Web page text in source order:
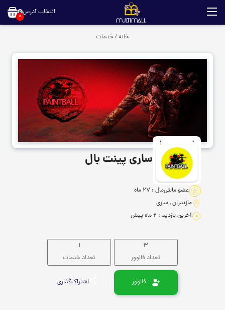
انتخاب آدرس0
خانه/ خدمات
ساری پینت بال
عضو مالتی‌مال : 27 ماه
مازندران , ساری
آخرین بازدید : 2 ماه پیش
3
تعداد فالوور
1
تعداد خدمات
فالوور اشتراک‌گذاری